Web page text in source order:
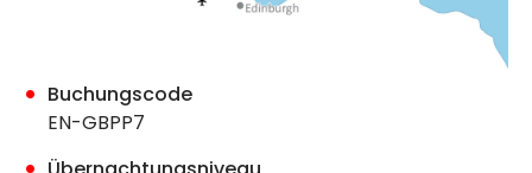
Buchungscode
EN-GBPP7